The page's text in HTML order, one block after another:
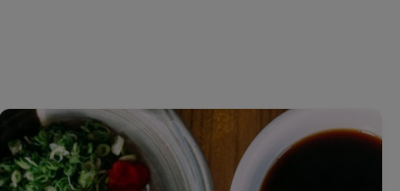
Ritorno sui banchi?
Consigli per ritrovare
la concentrazione